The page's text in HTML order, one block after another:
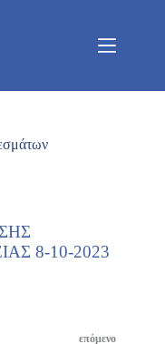
8-10-2023
επόμενο